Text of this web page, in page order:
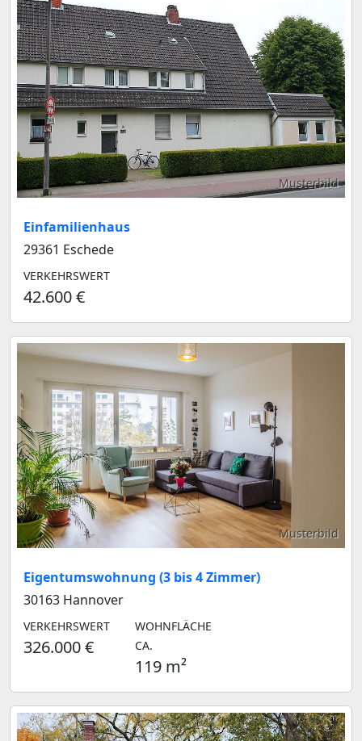
Musterbild
Einfamilienhaus
29361 Eschede
VERKEHRSWERT
42.600 €
Musterbild
Eigentumswohnung (3 bis 4 Zimmer)
30163 Hannover
VERKEHRSWERT
326.000 €
WOHNFLÄCHE
CA.
119 m²